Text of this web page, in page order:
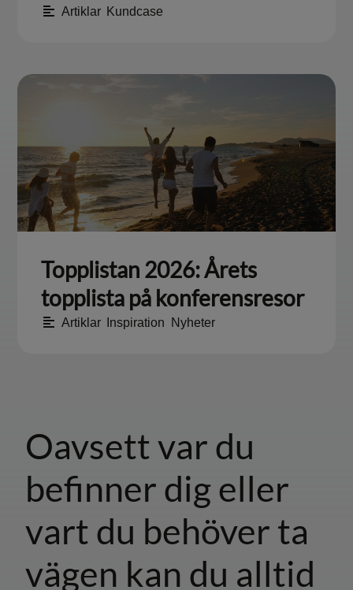
Artiklar, Kundcase
Topplistan 2026: Årets
topplista på konferensresor
Artiklar, Inspiration Nyheter
Oavsett var du
befinner dig eller
vart du behöver ta
vägen kan du alltid